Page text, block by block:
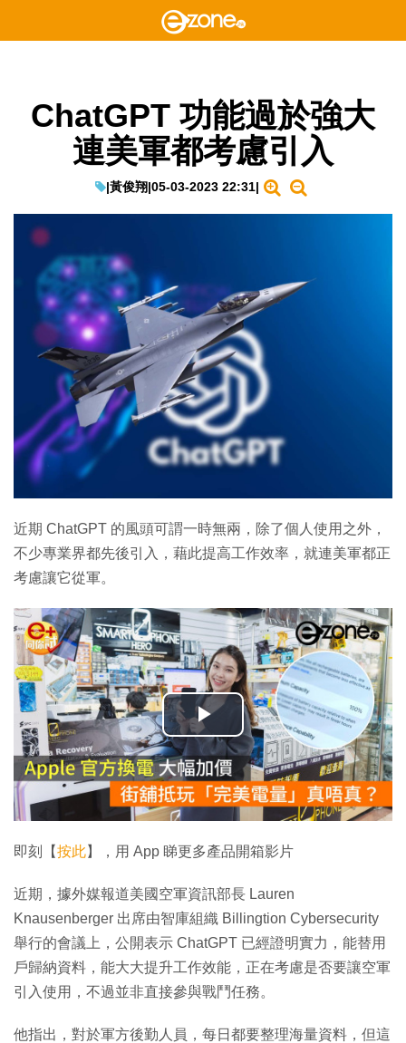
ChatGPT 功能過於強大
連美軍都考慮引入
|黃俊翔|05-03-2023 22:31|
近期 ChatGPT 的風頭可謂一時無兩，除了個人使用之外，
不少專業界都先後引入，藉此提高工作效率，就連美軍都正
考慮讓它從軍。
播
放
影
片
即刻【按此】，用 App 睇更多產品開箱影片
近期，據外媒報道美國空軍資訊部長 Lauren
Knausenberger 出席由智庫組織 Billingtion Cybersecurity
舉行的會議上，公開表示 ChatGPT 已經證明實力，能替用
戶歸納資料，能大大提升工作效能，正在考慮是否要讓空軍
引入使用，不過並非直接參與戰鬥任務。
他指出，對於軍方後勤人員，每日都要整理海量資料，但這